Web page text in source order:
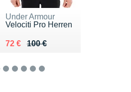
Under Armour
Velociti Pro Herren
100 €
Au lieu de 100 €
72 €
Vendu 72 €